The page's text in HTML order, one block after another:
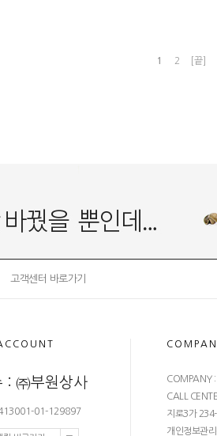
1 2 [끝]
고객센터 바로가기
: ㈜부원상사
01-129897
COMPANY
CALL
지로3가 234-
개인정보관